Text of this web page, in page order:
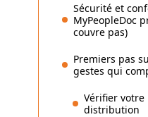
Sécurité et
MyPeopleDoc
couvre pas)
Premiers pas
gestes qui
Vérifier
distribution